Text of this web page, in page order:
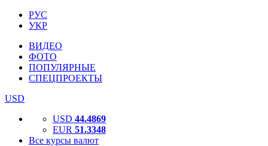
РУС
УКР
ВИДЕО
ФОТО
ПОПУЛЯРНЫЕ
СПЕЦПРОЕКТЫ
USD
USD 44.4869
EUR 51.3348
Все курсы валют